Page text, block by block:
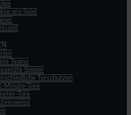
pro Spiel
Teams
Spieler
Torschützen
Minute-Tore
Tore